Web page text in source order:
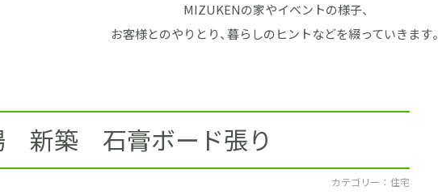
会社案内
しの方
ム ブログ
MIZUKENの家やイベントの様子、
お客様とのやりとり、暮らしのヒントなどを綴っていきます。
新築 石膏ボード張り
カテゴリー ： 住宅